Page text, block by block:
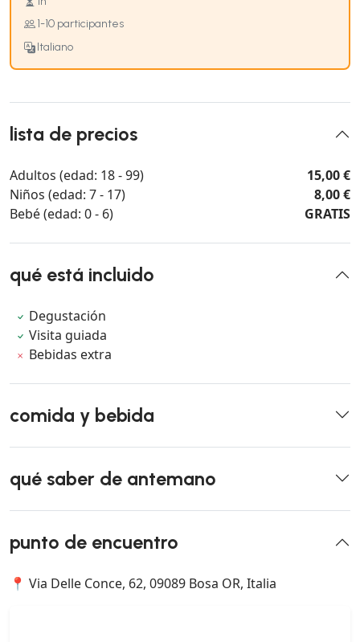
1-10 participantes
Italiano
lista de precios
Adultos (edad: 18 - 99)
15,00 €
Niños (edad: 7 - 17)
8,00 €
Bebé (edad: 0 - 6)
GRATIS
qué está incluido
Degustación
Visita guiada
Bebidas extra
comida y bebida
qué saber de antemano
punto de encuentro
📍 Via Delle Conce, 62, 09089 Bosa OR, Italia